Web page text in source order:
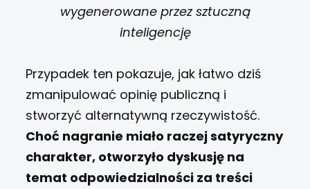
wygenerowane przez sztuczną
inteligencję
Przypadek ten pokazuje, jak łatwo dziś
zmanipulować opinię publiczną i
stworzyć alternatywną rzeczywistość.
Choć nagranie miało raczej satyryczny
charakter, otworzyło dyskusję na
temat odpowiedzialności za treści